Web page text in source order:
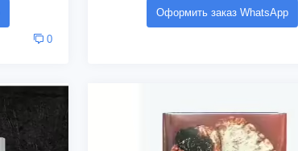
0
Оформить заказ WhatsApp